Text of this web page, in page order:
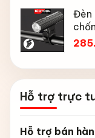
Đèn
Hỗ trợ trực
Hỗ trợ bán